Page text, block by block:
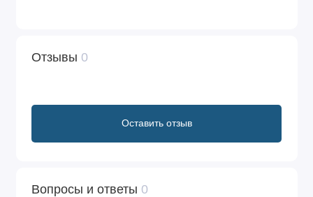
Отзывы 0
Оставить отзыв
Вопросы и ответы 0